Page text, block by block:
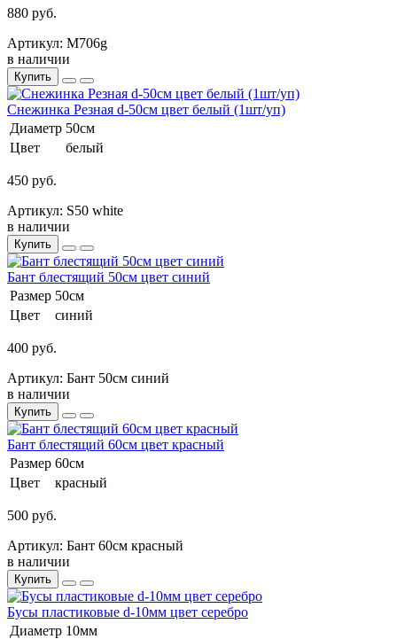
880 руб.
Артикул: М706g
в наличии
Купить
Снежинка Резная d-50см цвет белый (1шт/уп)
Диаметр 50см
Цвет
белый
450 руб.
Артикул: S50 white
в наличии
Купить
Бант блестящий 50см цвет синий
Размер 50см
Цвет
синий
400 руб.
Артикул: Бант 50см синий
в наличии
Купить
Бант блестящий 60см цвет красный
Размер 60см
Цвет
красный
500 руб.
Артикул: Бант 60см красный
в наличии
Купить
Бусы пластиковые d-10мм цвет серебро
Диаметр 10мм